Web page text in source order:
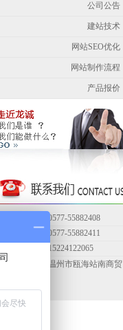
公司公告
建站技术
网站SEO优化
网站制作流程
产品报价
联系电话：0577-55882408
传真号码：0577-55882411
联系手机：15224122065
联系地址：温州市瓯海站南商贸